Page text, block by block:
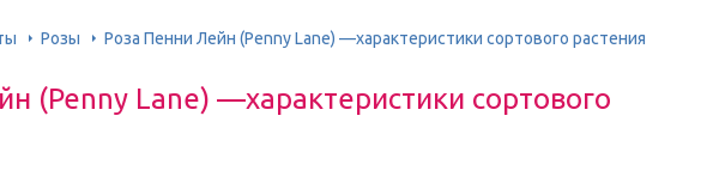
Розы Роза Пенни Лейн (Penny Lane) —характеристики сортового растения
(Penny Lane) —характеристики сортового